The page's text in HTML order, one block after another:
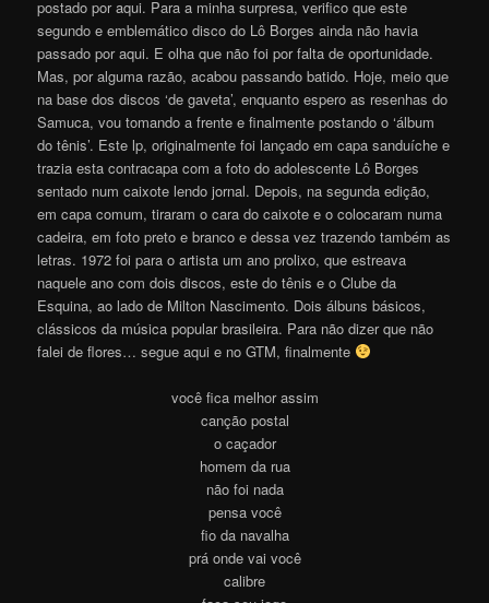
postado por aqui. Para a minha surpresa, verifico que este
segundo e emblemático disco do Lô Borges ainda não havia
passado por aqui. E olha que não foi por falta de oportunidade.
Mas, por alguma razão, acabou passando batido. Hoje, meio que
na base dos discos ‘de gaveta’, enquanto espero as resenhas do
Samuca, vou tomando a frente e finalmente postando o ‘álbum
do tênis’. Este lp, originalmente foi lançado em capa sanduíche e
trazia esta contracapa com a foto do adolescente Lô Borges
sentado num caixote lendo jornal. Depois, na segunda edição,
em capa comum, tiraram o cara do caixote e o colocaram numa
cadeira, em foto preto e branco e dessa vez trazendo também as
letras. 1972 foi para o artista um ano prolixo, que estreava
naquele ano com dois discos, este do tênis e o Clube da
Esquina, ao lado de Milton Nascimento. Dois álbuns básicos,
clássicos da música popular brasileira. Para não dizer que não
falei de flores… segue aqui e no GTM, finalmente
você fica melhor assim
canção postal
o caçador
homem da rua
não foi nada
pensa você
fio da navalha
prá onde vai você
calibre